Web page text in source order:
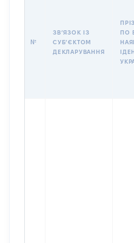
№
ЗВʼЯЗОК ІЗ
СУБʼЄКТОМ
ДЕКЛАРУВАННЯ
ПО